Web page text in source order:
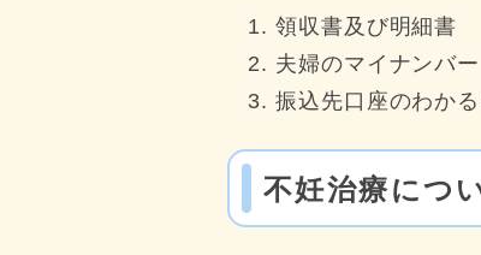
領収書及び明細書
夫婦のマイナンバー
振込先口座のわか
不妊治療につ